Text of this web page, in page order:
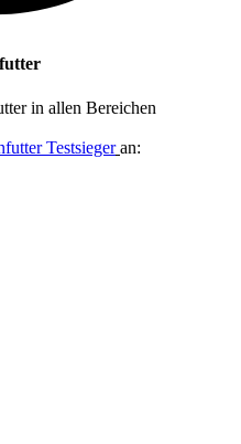
in allen Bereichen
Testsieger an: